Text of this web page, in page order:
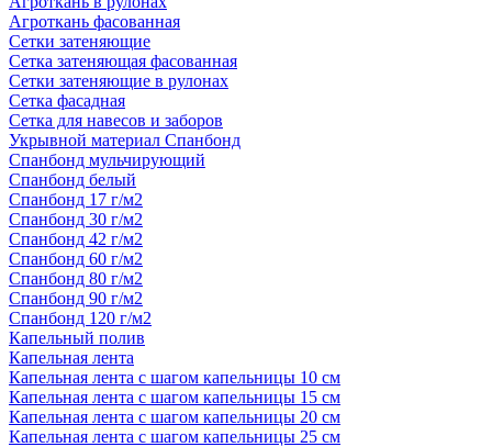
Агроткань фасованная
Сетки затеняющие
Сетка затеняющая фасованная
Сетки затеняющие в рулонах
Сетка фасадная
Сетка для навесов и заборов
Укрывной материал Спанбонд
Спанбонд мульчирующий
Спанбонд белый
Спанбонд 17 г/м2
Спанбонд 30 г/м2
Спанбонд 42 г/м2
Спанбонд 60 г/м2
Спанбонд 80 г/м2
Спанбонд 90 г/м2
Спанбонд 120 г/м2
Капельный полив
Капельная лента
Капельная лента с шагом капельницы 10 см
Капельная лента с шагом капельницы 15 см
Капельная лента с шагом капельницы 20 см
Капельная лента с шагом капельницы 25 см